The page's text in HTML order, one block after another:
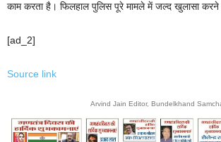
काम करता है। फिलहाल पुलिस पूरे मामले में जल्द खुलासा करने
[ad_2]
Source link
Arvind Jain Editor, Bundelkhand